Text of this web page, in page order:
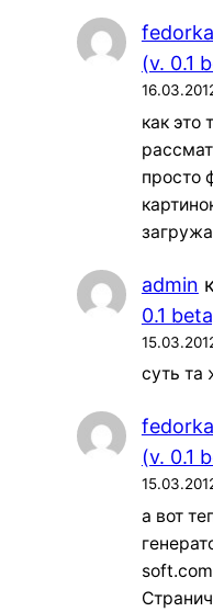
fedorka
(v. 0.1
как это
просто
admin к
0.1
суть та
fedorka
(v. 0.1
а вот